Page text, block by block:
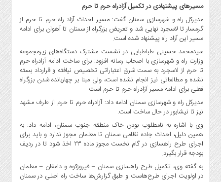
و
بین
الملل
روز
گوناگون
مسیرهای پیشنهادی در تکمیل آزادراه حرم تا حرم
مدیرکل راه و شهرسازی سمنان گفت: مسیر احداث آزاد راه حرم تا حرم از
گرمسار تا لاسجرد نهایی شد و تعریض بزرگراه از سمنان تا آهوان برای ادامه
مسیر این آزاد راه پیشنهاد شده است.
سیدمحمد حسینی طباطبایی در نشست مشترک دستگاه‌های زیرمجموعه
وزارت راه و شهرسازی با اصحاب رسانه افزود: برای ساخت ادامه آزادراه حرم
تا حرم از لاسجرد به سمت شرق اعتباراتی تخصیص نیافته و قرارداد بسته
نشده و مطالعاتی نیز انجام نشده است، ولی مبنا بر چهاربانده شدن بزرگراه
فعلی برای ادامه مسیر آزادراه حرم تا حرم است.
مدیرکل راه و شهرسازی سمنان ادامه داد: آزادراه حرم تا حرم از طرف مشهد
نیز تا نیشابور در حال ساخت است.
وی با اشاره به نامطلوب بودن خاک منطقه جنوب سمنان، ادامه داد: به
همین دلیل، احداث جاده نظامی سمنان تا معلمان مجوز ندارد و باید برای
اجرای طرح راهسازی در گام نخست مجوز ماده ۲۳ اخذ شود تا در ردیف
بودجه قرار بگیرد.
به گفته وی، تکمیل طرح راهسازی سمنان – فیروزکوه و دامغان – معلمان
در اولویت اجرای طرح‌هاست و طبق گزارش‌ها ساخت راه اصلی در سمنان